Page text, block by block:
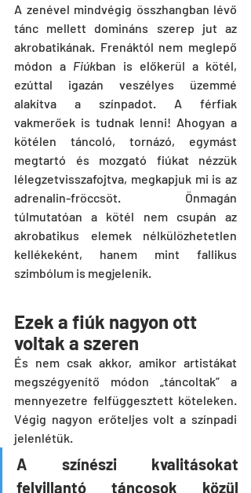
A zenével mindvégig összhangban lévő
tánc mellett domináns szerep jut az
akrobatikának. Frenáktól nem meglepő
módon a Fiúkban is előkerül a kötél,
ezúttal igazán veszélyes üzemmé
alakítva a színpadot. A férfiak
vakmerőek is tudnak lenni! Ahogyan a
kötélen táncoló, tornázó, egymást
megtartó és mozgató fiúkat nézzük
lélegzetvisszafojtva, megkapjuk mi is az
adrenalin-fröccsöt. Önmagán
túlmutatóan a kötél nem csupán az
akrobatikus elemek nélkülözhetetlen
kellékeként, hanem mint fallikus
szimbólum is megjelenik.
Ezek a fiúk nagyon ott
voltak a szeren
És nem csak akkor, amikor artistákat
megszégyenítő módon „táncoltak” a
mennyezetre felfüggesztett köteleken.
Végig nagyon erőteljes volt a színpadi
jelenlétük.
A színészi kvalitásokat
felvillantó táncosok közül